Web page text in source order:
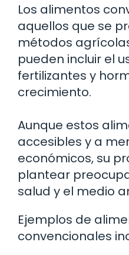
Los alimentos
aquellos que se
métodos
pueden incluir el
fertilizantes y
crecimiento.
Aunque estos
accesibles y a
económicos, su
plantear
salud y el medio
Ejemplos de
convencionales